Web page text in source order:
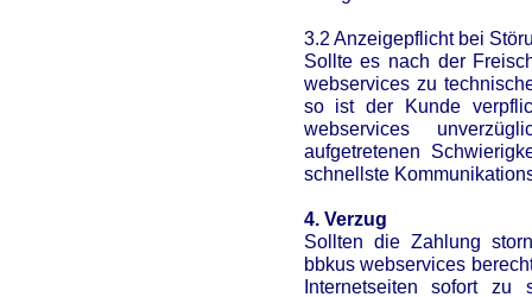
3.2 Anzeigepflicht bei
Sollte es nach der
webservices zu
so ist der Kunde
webservices
aufgetretenen
schnellste
4. Verzug
Sollten die Zahlung
bbkus webservices
Internetseiten sofort